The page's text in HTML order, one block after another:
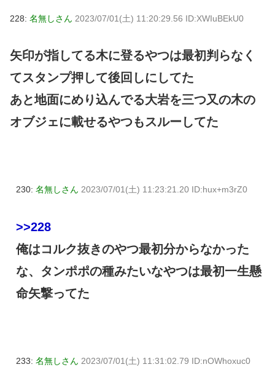
228: 名無しさん 2023/07/01(土) 11:20:29.56 ID:XWIuBEkU0
矢印が指してる木に登るやつは最初判らなく
てスタンプ押して後回しにしてた
あと地面にめり込んでる大岩を三つ又の木の
オブジェに載せるやつもスルーしてた
230: 名無しさん 2023/07/01(土) 11:23:21.20 ID:hux+m3rZ0
>>228
俺はコルク抜きのやつ最初分からなかった
な、タンポポの種みたいなやつは最初一生懸
命矢撃ってた
233: 名無しさん 2023/07/01(土) 11:31:02.79 ID:nOWhoxuc0